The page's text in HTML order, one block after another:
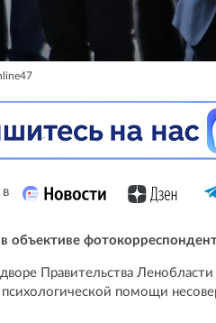
объективе
Правительства
психологической помощи